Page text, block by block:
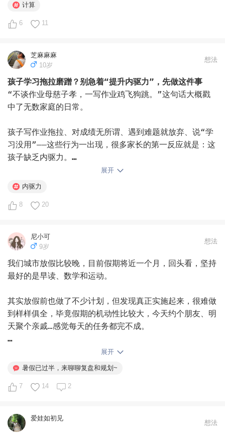
计算
6 11
芝麻麻麻
10岁
想法
孩子学习拖拉磨蹭？别急着“提升内驱力”，先做这件事
“不谈作业母慈子孝，一写作业鸡飞狗跳。”这句话大概戳
中了无数家庭的日常。
孩子写作业拖拉、对成绩无所谓、遇到难题就放弃、说“学
习没用”——这些行为一出现，很多家长的第一反应就是：这
孩子缺乏内驱力。
于是开始找方法：拆解目标、激发兴趣、物质奖励……各种
而更累了。
问题出在哪？
网上教的方法大多是“药方”，但如果没找到病根，药方再
好也没用。
同一个“不想学”的行为，背后可能有三个完全不同的原
因。
第一层：不会学。 孩子的潜台词是“我学不会”。缺的是方
比如孩子写作业拖拉，可能不是不想写，而是不知道从哪开
始、怎么写。
的外部奖励和包办决定，会一点点把孩子的内在动机置换
掉。
展开
内驱力
8 20
尼小可
9岁
想法
我们城市放假比较晚，目前假期将近一个月，回头看，坚持
最好的是早读、数学和运动。
其实放假前也做了不少计划，但发现真正实施起来，很难做
到样样俱全，毕竟假期的机动性比较大，今天约个朋友、明
天聚个亲戚…感觉每天的任务都完不成。
所以抓大放小，早读、数学和运动是排除万难要坚持的，阅
读量每天不定，但见缝插针也都有。其他就随缘了，不出门
展开
暑假已过半，来聊聊复盘和规划~
7 14 2
爱娃如初见
想法